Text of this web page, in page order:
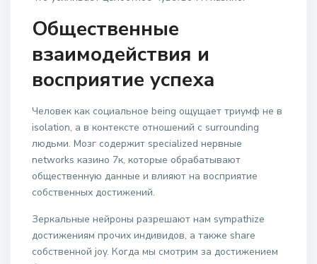
Общественные
взаимодействия и
восприятие успеха
Человек как социальное being ощущает триумф не в
isolation, а в контексте отношений с surrounding
людьми. Мозг содержит specialized нервные
networks казино 7к, которые обрабатывают
общественную данные и влияют на восприятие
собственных достижений.
Зеркальные нейроны разрешают нам sympathize
достижениям прочих индивидов, а также share
собственной joy. Когда мы смотрим за достижением